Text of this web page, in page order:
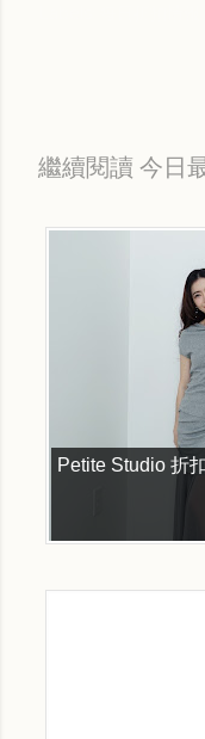
繼續閱讀 今日
Petite Studio 折